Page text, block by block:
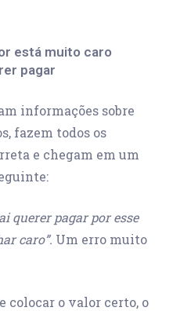
está muito caro
pagar
informações sobre
fazem todos os
e chegam em um
querer pagar por esse
caro”. Um erro muito
colocar o valor certo, o